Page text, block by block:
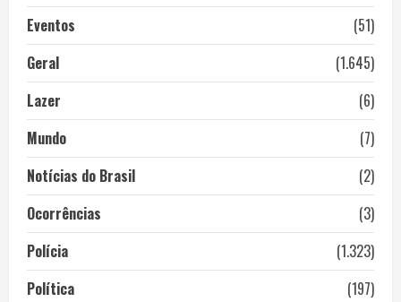
Eventos
(51)
Geral
(1.645)
Lazer
(6)
Mundo
(7)
Notícias do Brasil
(2)
Ocorrências
(3)
Polícia
(1.323)
Política
(197)